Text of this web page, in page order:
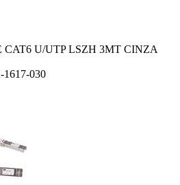
U/UTP LSZH 3MT CINZA
1617-030